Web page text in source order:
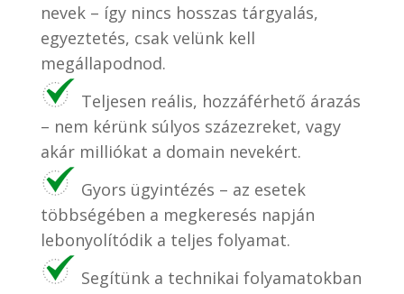
nevek – így nincs hosszas tárgyalás,
egyeztetés, csak velünk kell
megállapodnod.
Teljesen reális, hozzáférhető árazás
– nem kérünk súlyos százezreket, vagy
akár milliókat a domain nevekért.
Gyors ügyintézés – az esetek
többségében a megkeresés napján
lebonyolítódik a teljes folyamat.
Segítünk a technikai folyamatokban